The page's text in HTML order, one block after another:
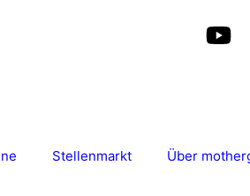
Stellenmarkt Über